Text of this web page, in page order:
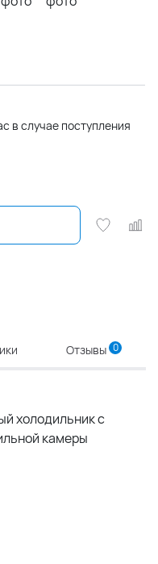
в случае поступления
Отзывы 0
холодильник с
камеры